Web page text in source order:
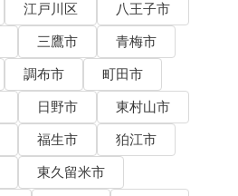
江戸川区
八王子市
三鷹市
青梅市
調布市
町田市
日野市
東村山市
福生市
狛江市
東久留米市